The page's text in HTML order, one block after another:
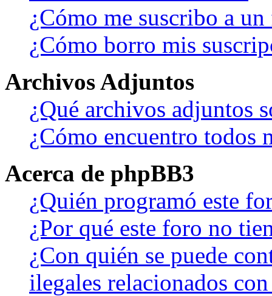
¿Cómo me suscribo a
¿Cómo borro mis
Archivos Adjuntos
¿Qué archivos adjuntos
¿Cómo encuentro todos
Acerca de phpBB3
¿Quién programó este
¿Por qué este foro no
¿Con quién se puede
ilegales relacionados